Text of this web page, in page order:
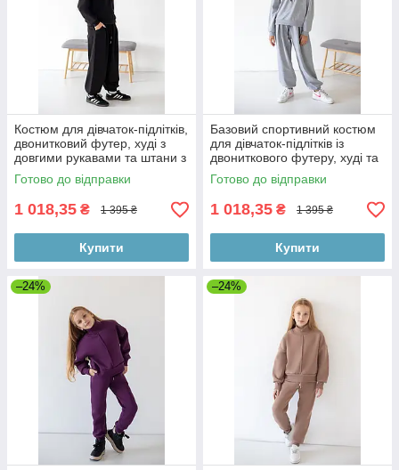
Костюм для дівчаток-підлітків,
двонитковий футер, худі з
довгими рукавами та штани з
кишенями для спорту та
Готово до відправки
1 018,35 ₴ 1 395 ₴
Купити
Базовий спортивний костюм
для дівчаток-підлітків із
двониткового футеру, худі та
штани на гумці
Готово до відправки
1 018,35 ₴ 1 395 ₴
Купити
–24% –24%